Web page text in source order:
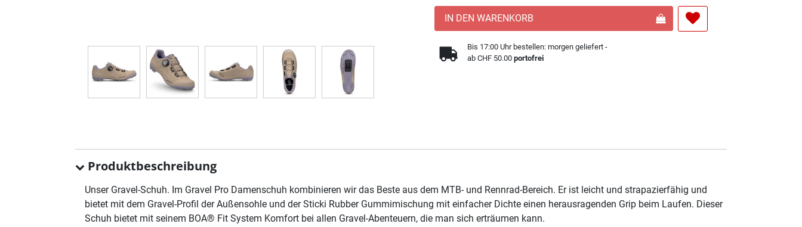
IN DEN WARENKORB
Bis 17:00 Uhr bestellen: morgen geliefert -
ab CHF 50.00portofrei
Produktbeschreibung
Unser Gravel-Schuh. Im Gravel Pro Damenschuh kombinieren wir das Beste aus dem MTB- und Rennrad-Bereich. Er ist leicht und strapazierfähig und
bietet mit dem Gravel-Profil der Außensohle und der Sticki Rubber Gummimischung mit einfacher Dichte einen herausragenden Grip beim Laufen. Dieser
Schuh bietet mit seinem BOA® Fit System Komfort bei allen Gravel-Abenteuern, die man sich erträumen kann.